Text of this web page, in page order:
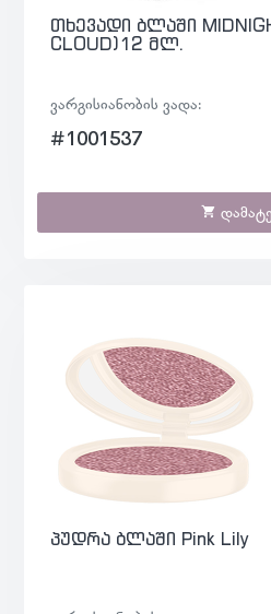
თხევადი ბლაში
CLOUD)12 მლ.
ვარგისიანობის ვადა:
#1001537
პუდრა ბლაში Pink Lily